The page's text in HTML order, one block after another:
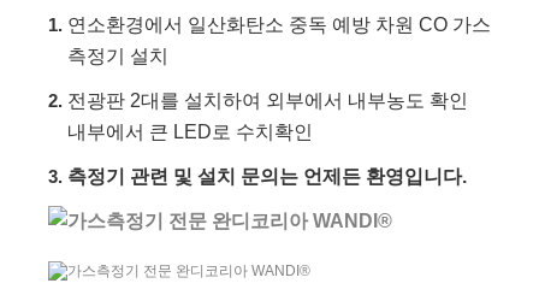
연소환경에서 일산화탄소 중독 예방 차원 CO 가스
측정기 설치
전광판 2대를 설치하여 외부에서 내부농도 확인
내부에서 큰 LED로 수치확인
측정기 관련 및 설치 문의는 언제든 환영입니다.